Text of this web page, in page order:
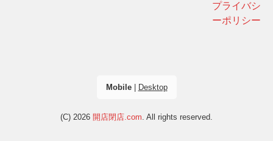
プライバシ
ーポリシー
Mobile| Desktop
(C) 2026 開店閉店.com. All rights reserved.